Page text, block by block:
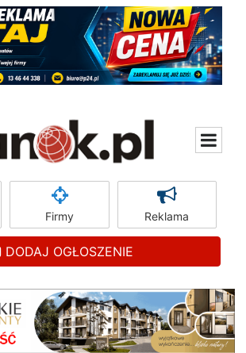
Firmy Reklama
DODAJ OGŁOSZENIE